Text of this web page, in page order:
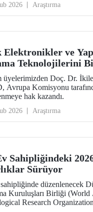
tarafından
Exchanges (MSCA-
2026 Araştırma
Elektronikler ve
Teknolojilerini
AB’den Destek
üyelerimizden Doç. Dr.
Avrupa Komisyonu
hak kazandı.
2026 Araştırma
Sahipliğindeki
Sürüyor
düzenlenecek
Kuruluşları Birliği
Research